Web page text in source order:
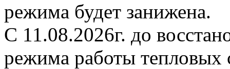
режима будет занижена.
С 11.08.2026г. до
режима работы тепловых